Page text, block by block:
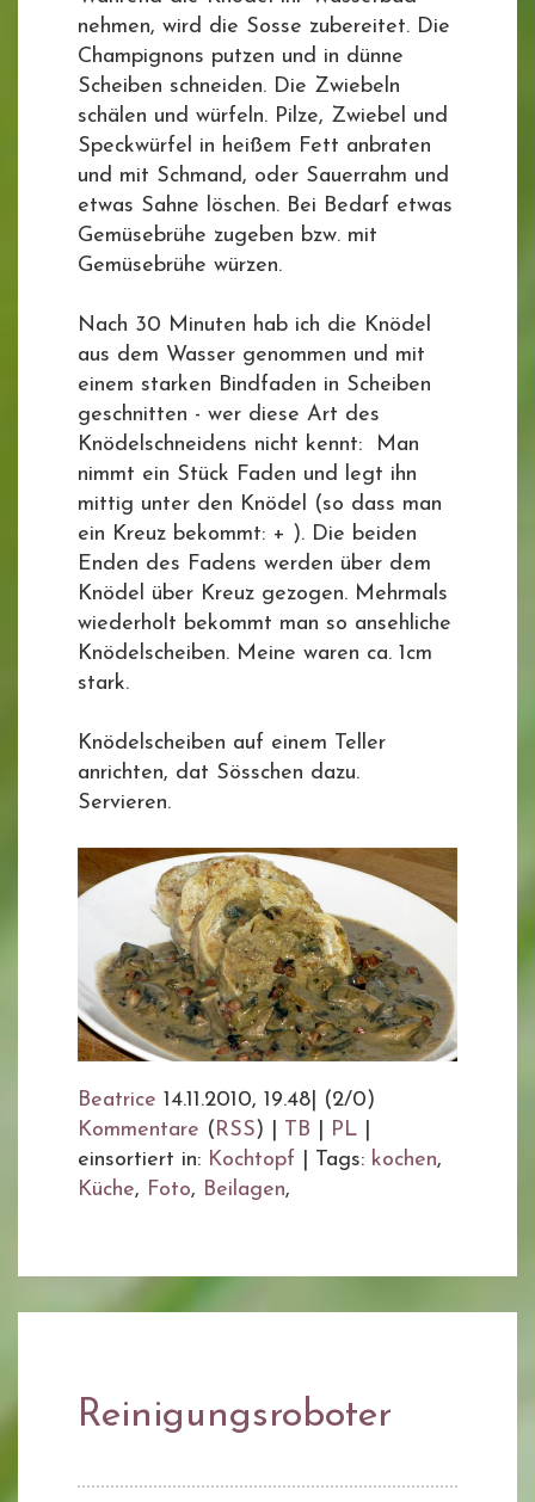
nehmen, wird die Sosse zubereitet. Die
Champignons putzen und in dünne
Scheiben schneiden. Die Zwiebeln
schälen und würfeln. Pilze, Zwiebel und
Speckwürfel in heißem Fett anbraten
und mit Schmand, oder Sauerrahm und
etwas Sahne löschen. Bei Bedarf etwas
Gemüsebrühe zugeben bzw. mit
Gemüsebrühe würzen.
Nach 30 Minuten hab ich die Knödel
aus dem Wasser genommen und mit
einem starken Bindfaden in Scheiben
geschnitten - wer diese Art des
Knödelschneidens nicht kennt: Man
nimmt ein Stück Faden und legt ihn
mittig unter den Knödel (so dass man
ein Kreuz bekommt: + ). Die beiden
Enden des Fadens werden über dem
Knödel über Kreuz gezogen. Mehrmals
wiederholt bekommt man so ansehliche
Knödelscheiben. Meine waren ca. 1cm
stark.
Knödelscheiben auf einem Teller
anrichten, dat Sösschen dazu.
Servieren.
Beatrice 14.11.2010, 19.48
(2/0)
Kommentare ( RSS) | TB PL
einsortiert in: Kochtopf Tags: kochen,
Küche, Foto, Beilagen,
Reinigungsroboter